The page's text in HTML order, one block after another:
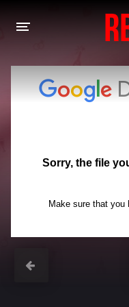
HOME
REBELDE
FILMES